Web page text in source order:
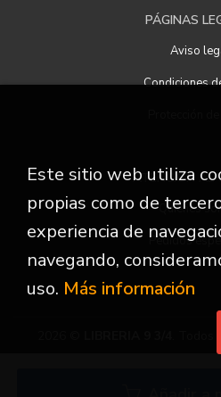
PÁGINAS
Aviso
Condiciones
ATENCIÓN AL
Quiénes
Pedidos
.
Este sitio web utiliza
propias como de
experiencia de
navegando,
uso. Más información